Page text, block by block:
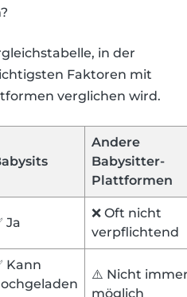
in der
Faktoren mit
verglichen wird.
Andere
Babysitter-
Plattformen
Ja
❌ Oft nicht
verpflichtend
Kann
⚠️ Nicht
möglich